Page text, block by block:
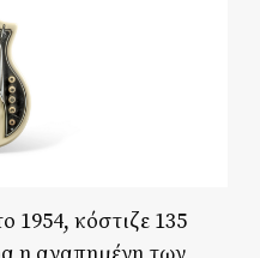
1954, κόστιζε 135